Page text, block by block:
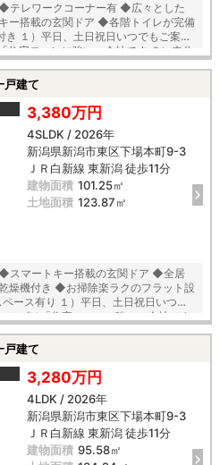
テレワークコーナー有 ◆広々とした
ー搭載の玄関ドア ◆各階トイレが完備
案内
住宅ローンに強い」会社です ３）未公
第三者機関検査による「住宅性能評
盤改良工事」実施！ ■安心の建物１０
■年中無休のアフターサービスコール
されずお洗濯が可能 【教育】 外
徒歩１１分
戸建て
3,380万円
4SLDK / 2026年
新潟県新潟市東区下場本町9-3
ＪＲ白新線 東新潟 徒歩11分
建物面積 101.25㎡
土地面積 123.87㎡
スマートキー搭載の玄関ドア ◆全居
燥機付き ◆お掃除楽ラクのフラット設
土日祝日いつで
ムズは「住宅ローンに強い」会社です
■厳しい第三者機関検査による「住
礎」「地盤改良工事」実施！ ■安心の
延長可） ■年中無休のアフターサービ
で天候に左右されずお洗濯が可能
分 石山中学校 徒歩１２分
戸建て
3,280万円
4LDK / 2026年
新潟県新潟市東区下場本町9-3
ＪＲ白新線 東新潟 徒歩11分
建物面積 95.58㎡